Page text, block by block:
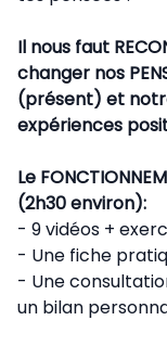
Il nous faut
changer nos
(présent) et
expériences
Le
(2h30 environ):
- 9 vidéos +
- Une fiche
- Une
un bilan